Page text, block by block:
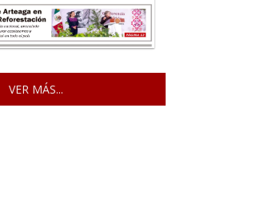
VER MÁS...